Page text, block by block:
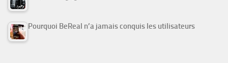
Pourquoi BeReal n’a jamais conquis les utilisateurs